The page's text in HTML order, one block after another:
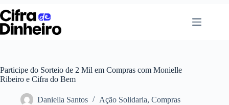
Pular
para
o
conteúdo
Participe do Sorteio de 2 Mil em Compras com Monielle
Ribeiro e Cifra do Bem
Daniella Santos Ação Solidaria, Compras